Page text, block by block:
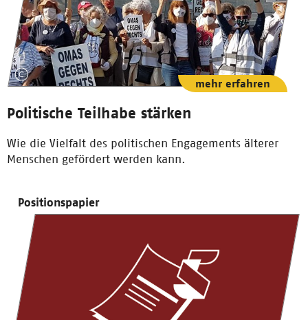
Politische Teilhabe stärken
Wie die Vielfalt des politischen Engagements älterer
Menschen gefördert werden kann.
mehr erfahren
Positionspapier